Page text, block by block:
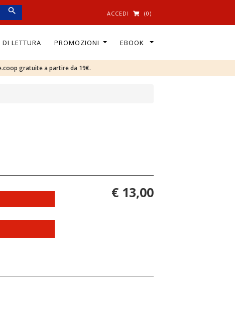
ACCEDI (0)
LETTURA PROMOZIONI EBOOK
gratuite a partire da 19€.
€ 13,00